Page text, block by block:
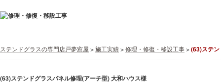
ステンドグラスの専門店戸夢窓屋 > 施工実績 > 修理・修復・移設工事 > (63)ステン
(63)ステンドグラスパネル修理(アーチ型) 大和ハウス様